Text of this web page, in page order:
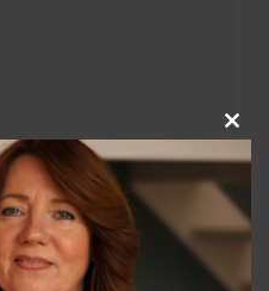
O2 180 ml
Close